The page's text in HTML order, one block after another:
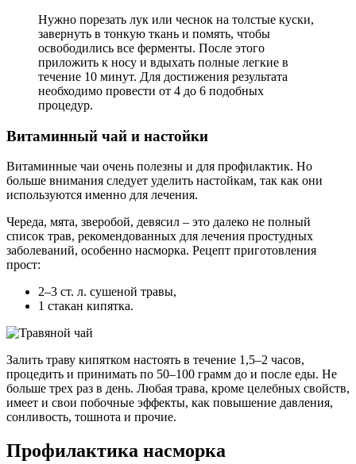
Нужно порезать лук или чеснок на толстые куски,
завернуть в тонкую ткань и помять, чтобы
освободились все ферменты. После этого
приложить к носу и вдыхать полные легкие в
течение 10 минут. Для достижения результата
необходимо провести от 4 до 6 подобных
процедур.
Витаминный чай и настойки
Витаминные чаи очень полезны и для профилактик. Но
больше внимания следует уделить настойкам, так как они
используются именно для лечения.
Череда, мята, зверобой, девясил – это далеко не полный
список трав, рекомендованных для лечения простудных
заболеваний, особенно насморка. Рецепт приготовления
прост:
2–3 ст. л. сушеной травы,
1 стакан кипятка.
Залить траву кипятком настоять в течение 1,5–2 часов,
процедить и принимать по 50–100 грамм до и после еды. Не
больше трех раз в день. Любая трава, кроме целебных свойств,
имеет и свои побочные эффекты, как повышение давления,
сонливость, тошнота и прочие.
Профилактика насморка